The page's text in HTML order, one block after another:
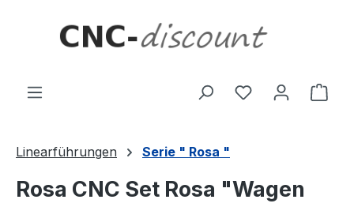
Linearführungen Serie " Rosa "
Rosa CNC Set Rosa "Wagen